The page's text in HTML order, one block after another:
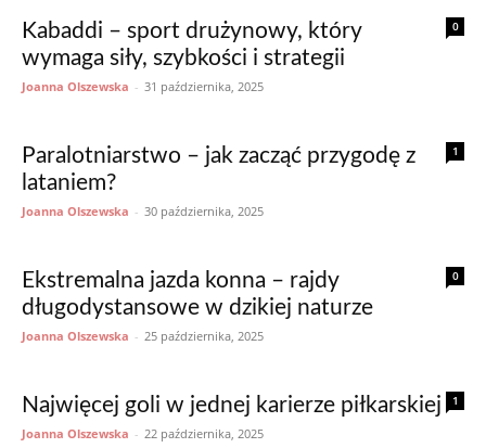
0
Kabaddi – sport drużynowy, który
wymaga siły, szybkości i strategii
Joanna Olszewska - 31 października, 2025
1
Paralotniarstwo – jak zacząć przygodę z
lataniem?
Joanna Olszewska - 30 października, 2025
0
Ekstremalna jazda konna – rajdy
długodystansowe w dzikiej naturze
Joanna Olszewska - 25 października, 2025
1
Najwięcej goli w jednej karierze piłkarskiej
Joanna Olszewska - 22 października, 2025